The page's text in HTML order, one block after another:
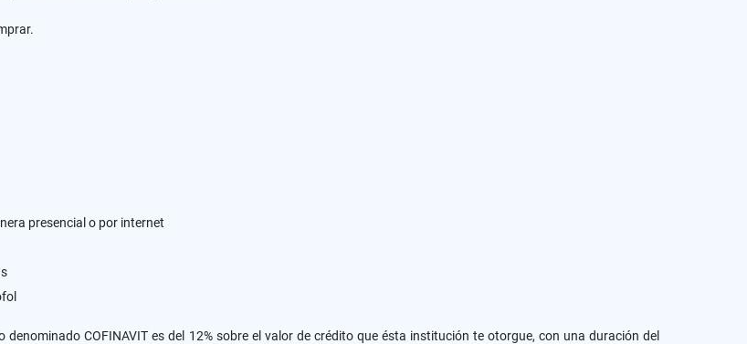
presencial o por internet
COFINAVIT es del 12% sobre el valor de crédito que ésta institución te otorgue, con una duración del